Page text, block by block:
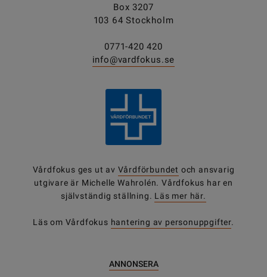
Box 3207
103 64 Stockholm
0771-420 420
info@vardfokus.se
Vårdfokus ges ut av Vårdförbundet och ansvarig
utgivare är Michelle Wahrolén. Vårdfokus har en
självständig ställning. Läs mer här.
Läs om Vårdfokus hantering av personuppgifter.
ANNONSERA